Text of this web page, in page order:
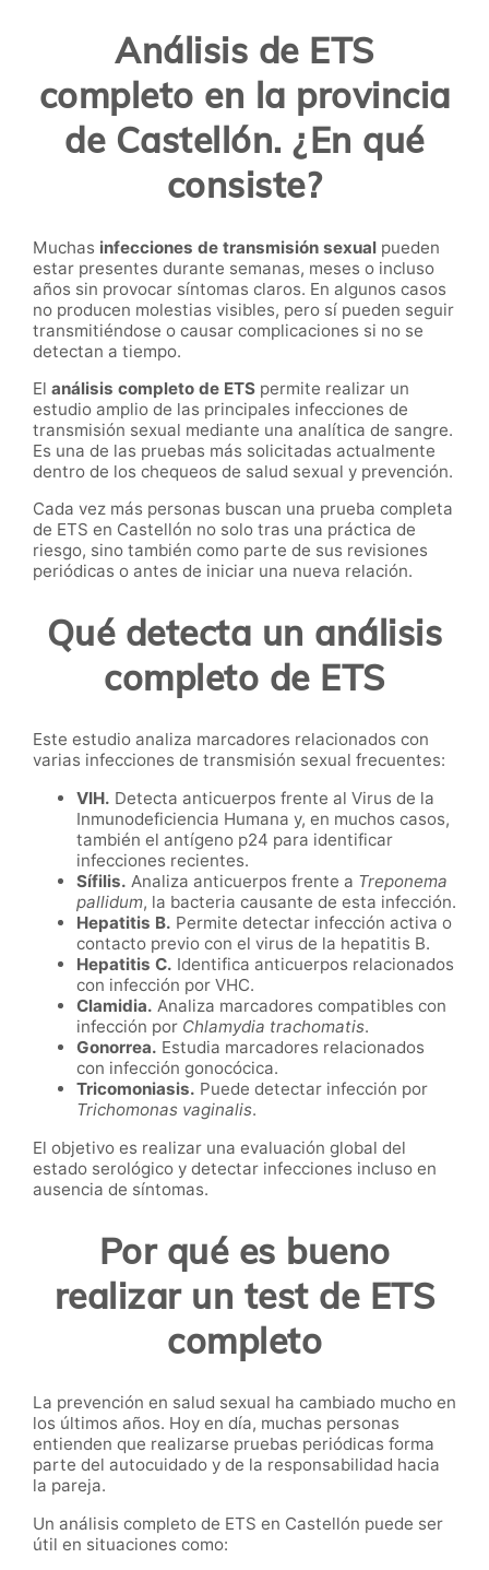
Análisis de ETS
completo en la provincia
de Castellón. ¿En qué
consiste?
Muchas infecciones de transmisión sexual pueden
estar presentes durante semanas, meses o incluso
años sin provocar síntomas claros. En algunos casos
no producen molestias visibles, pero sí pueden seguir
transmitiéndose o causar complicaciones si no se
detectan a tiempo.
El análisis completo de ETS permite realizar un
estudio amplio de las principales infecciones de
transmisión sexual mediante una analítica de sangre.
Es una de las pruebas más solicitadas actualmente
dentro de los chequeos de salud sexual y prevención.
Cada vez más personas buscan una prueba completa
de ETS en Castellón no solo tras una práctica de
riesgo, sino también como parte de sus revisiones
periódicas o antes de iniciar una nueva relación.
Qué detecta un análisis
completo de ETS
Este estudio analiza marcadores relacionados con
varias infecciones de transmisión sexual frecuentes:
VIH. Detecta anticuerpos frente al Virus de la
Inmunodeficiencia Humana y, en muchos casos,
también el antígeno p24 para identificar
infecciones recientes.
Sífilis. Analiza anticuerpos frente a Treponema
pallidum, la bacteria causante de esta infección.
Hepatitis B. Permite detectar infección activa o
contacto previo con el virus de la hepatitis B.
Hepatitis C. Identifica anticuerpos relacionados
con infección por VHC.
Clamidia. Analiza marcadores compatibles con
infección por Chlamydia trachomatis.
Gonorrea. Estudia marcadores relacionados
con infección gonocócica.
Tricomoniasis. Puede detectar infección por
Trichomonas vaginalis.
El objetivo es realizar una evaluación global del
estado serológico y detectar infecciones incluso en
ausencia de síntomas.
Por qué es bueno
realizar un test de ETS
completo
La prevención en salud sexual ha cambiado mucho en
los últimos años. Hoy en día, muchas personas
entienden que realizarse pruebas periódicas forma
parte del autocuidado y de la responsabilidad hacia
la pareja.
Un análisis completo de ETS en Castellón puede ser
útil en situaciones como: